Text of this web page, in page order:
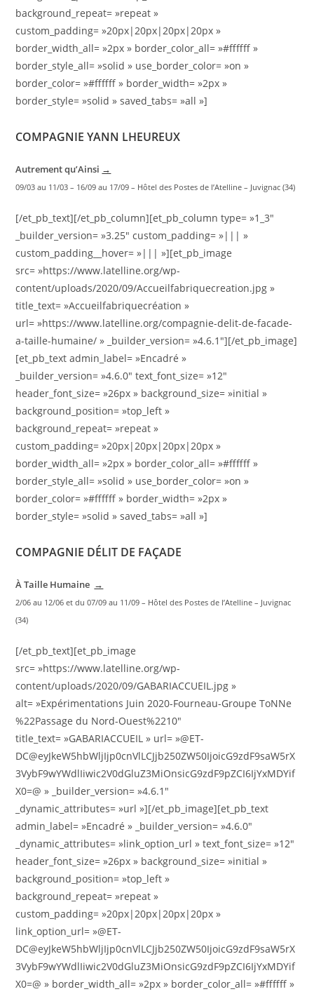
background_repeat= »repeat »
custom_padding= »20px|20px|20px|20px »
border_width_all= »2px » border_color_all= »#ffffff »
border_style_all= »solid » use_border_color= »on »
border_color= »#ffffff » border_width= »2px »
border_style= »solid » saved_tabs= »all »]
COMPAGNIE YANN LHEUREUX
Autrement qu’Ainsi →
09/03 au 11/03 – 16/09 au 17/09 – Hôtel des Postes de l’Atelline – Juvignac (34)
[/et_pb_text][/et_pb_column][et_pb_column type= »1_3″
_builder_version= »3.25″ custom_padding= »||| »
custom_padding__hover= »||| »][et_pb_image
src= »https://www.latelline.org/wp-
content/uploads/2020/09/Accueilfabriquecreation.jpg »
title_text= »Accueilfabriquecréation »
url= »https://www.latelline.org/compagnie-delit-de-facade-
a-taille-humaine/ » _builder_version= »4.6.1″][/et_pb_image]
[et_pb_text admin_label= »Encadré »
_builder_version= »4.6.0″ text_font_size= »12″
header_font_size= »26px » background_size= »initial »
background_position= »top_left »
background_repeat= »repeat »
custom_padding= »20px|20px|20px|20px »
border_width_all= »2px » border_color_all= »#ffffff »
border_style_all= »solid » use_border_color= »on »
border_color= »#ffffff » border_width= »2px »
border_style= »solid » saved_tabs= »all »]
COMPAGNIE DÉLIT DE FAÇADE
À Taille Humaine →
2/06 au 12/06 et du 07/09 au 11/09 – Hôtel des Postes de l’Atelline – Juvignac
(34)
[/et_pb_text][et_pb_image
src= »https://www.latelline.org/wp-
content/uploads/2020/09/GABARIACCUEIL.jpg »
alt= »Expérimentations Juin 2020-Fourneau-Groupe ToNNe
%22Passage du Nord-Ouest%2210″
title_text= »GABARIACCUEIL » url= »@ET-
DC@eyJkeW5hbWljIjp0cnVlLCJjb250ZW50IjoicG9zdF9saW5rX
3VybF9wYWdlIiwic2V0dGluZ3MiOnsicG9zdF9pZCI6IjYxMDYif
X0=@ » _builder_version= »4.6.1″
_dynamic_attributes= »url »][/et_pb_image][et_pb_text
admin_label= »Encadré » _builder_version= »4.6.0″
_dynamic_attributes= »link_option_url » text_font_size= »12″
header_font_size= »26px » background_size= »initial »
background_position= »top_left »
background_repeat= »repeat »
custom_padding= »20px|20px|20px|20px »
link_option_url= »@ET-
DC@eyJkeW5hbWljIjp0cnVlLCJjb250ZW50IjoicG9zdF9saW5rX
3VybF9wYWdlIiwic2V0dGluZ3MiOnsicG9zdF9pZCI6IjYxMDYif
X0=@ » border_width_all= »2px » border_color_all= »#ffffff »